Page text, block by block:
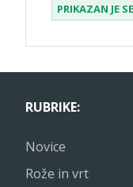
PRIKAZAN JE
RUBRIKE:
Novice
Rože in vrt